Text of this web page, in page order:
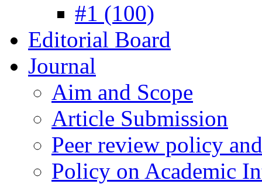
#1 (100)
Editorial Board
Journal
Aim and Scope
Article Submission
Peer review policy
Policy on Academic